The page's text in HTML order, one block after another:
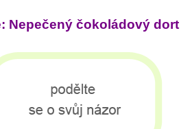
Nepečený čokoládový dort